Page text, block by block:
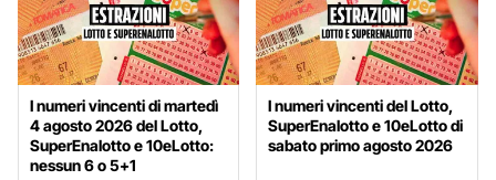
I numeri vincenti di martedì
4 agosto 2026 del Lotto,
SuperEnalotto e 10eLotto:
nessun 6 o 5+1
I numeri vincenti del Lotto,
SuperEnalotto e 10eLotto di
sabato primo agosto 2026